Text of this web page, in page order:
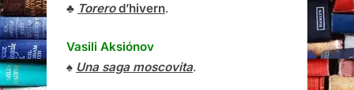
♣ Torerod’hivern.
Vasili Aksiónov
♠ Una saga moscovita.